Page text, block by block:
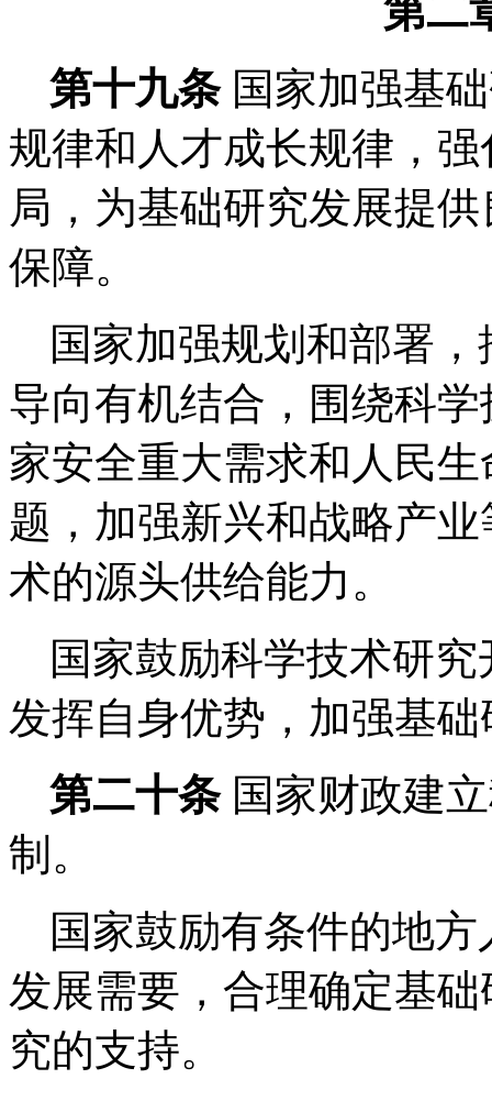
第二
第十九条 国家加强基
规律和人才成长规律，
局，为基础研究发展提
保障。
国家加强规划和部署
导向有机结合，围绕科
家安全重大需求和人民
题，加强新兴和战略产
术的源头供给能力。
国家鼓励科学技术研
发挥自身优势，加强基
第二十条 国家财政建
制。
国家鼓励有条件的地
发展需要，合理确定基
究的支持。